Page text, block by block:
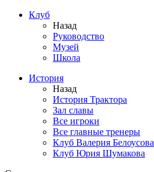
Клуб
Назад
Руководство
Музей
Школа
История
Назад
История Трактора
Зал славы
Все игроки
Все главные тренеры
Клуб Валерия Белоусова
Клуб Юрия Шумакова